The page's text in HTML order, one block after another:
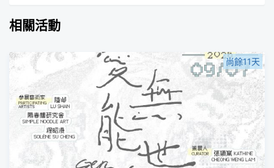
相關活動
尚餘11天